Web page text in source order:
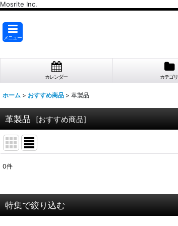
Mosrite Inc.
メニュー
カレンダー カテゴリ
ホーム > おすすめ商品 > 革製品
革製品 [おすすめ商品]
表示数
並び順 :
0件
特集で絞り込む